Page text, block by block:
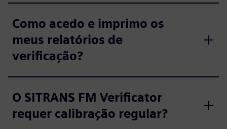
Como acedo e imprimo os
meus relatórios de
verificação?
O SITRANS FM Verificator
requer calibração regular?